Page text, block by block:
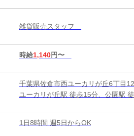
雑貨販売スタッフ
時給1,140円〜
千葉県佐倉市西ユーカリが丘6丁目
ユーカリが丘駅 徒歩15分、公園駅
1日8時間 週5日からOK